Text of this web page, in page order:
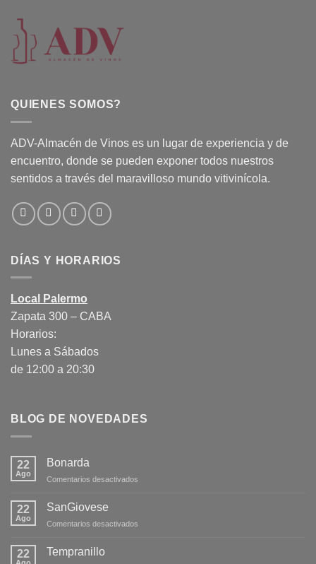
QUIENES SOMOS?
ADV-Almacén de Vinos es un lugar de experiencia y de
encuentro, donde se pueden exponer todos nuestros
sentidos a través del maravilloso mundo vitivinícola.
DÍAS Y HORARIOS
Local Palermo
Zapata 300 – CABA
Horarios:
Lunes a Sábados
de 12:00 a 20:30
BLOG DE NOVEDADES
22
Ago
Bonarda
Comentarios desactivados
22
Ago
SanGiovese
Comentarios desactivados
22 Tempranillo